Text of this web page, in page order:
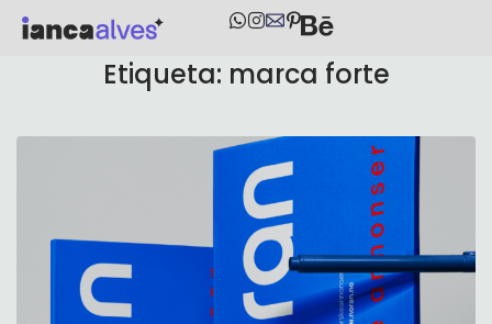
Etiqueta: marca forte